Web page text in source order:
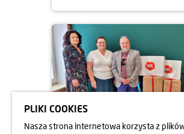
PLIKI COOKIES
Nasza strona internetowa korzysta z